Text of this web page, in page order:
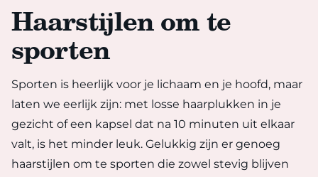
Haarstijlen om te
sporten
Sporten is heerlijk voor je lichaam en je hoofd, maar
laten we eerlijk zijn: met losse haarplukken in je
gezicht of een kapsel dat na 10 minuten uit elkaar
valt, is het minder leuk. Gelukkig zijn er genoeg
haarstijlen om te sporten die zowel stevig blijven